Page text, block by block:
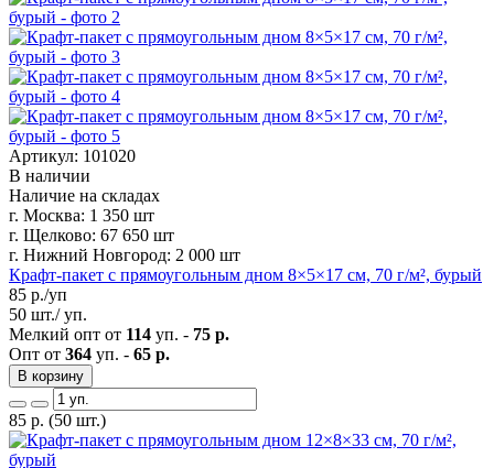
Артикул: 101020
В наличии
Наличие на складах
г. Москва: 1 350 шт
г. Щелково: 67 650 шт
г. Нижний Новгород: 2 000 шт
Крафт-пакет с прямоугольным дном 8×5×17 см, 70 г/м², бурый
85 р./уп
50 шт./ уп.
Мелкий опт от 114 уп. - 75 р.
Опт от 364 уп. - 65 р.
В корзину
85 р. (50 шт.)